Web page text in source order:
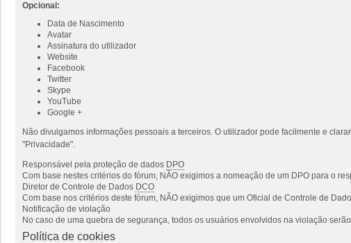
Opcional:
Data de Nascimento
Avatar
Assinatura do utilizador
Website
Facebook
Twitter
Skype
YouTube
Google +
Não divulgamos informações pessoais a terceiros. O utilizador pode facilmente e
"Privacidade".
Responsável pela proteção de dados DPO
Com base nestes critérios do fórum, NÃO exigimos a nomeação de um DPO para o
Diretor de Controle de Dados DCO
Com base nos critérios deste fórum, NÃO exigimos que um Oficial de Controle de
Notificação de violação
No caso de uma quebra de segurança, todos os usuários envolvidos na violação
Política de cookies